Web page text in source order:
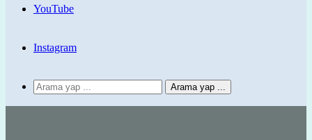
YouTube
Instagram
Arama yap ...